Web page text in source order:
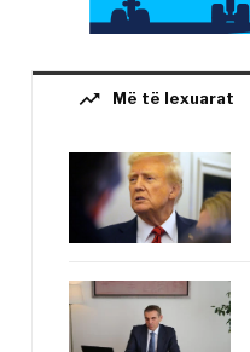
trending_up Më të lexuarat